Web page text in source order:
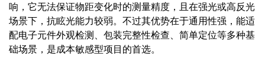
响，它无法保证物距变化时的测量精度，且在强光或高反光
场景下，抗眩光能力较弱。不过其优势在于通用性强，能适
配电子元件外观检测、包装完整性检查、简单定位等多种基
础场景，是成本敏感型项目的首选。